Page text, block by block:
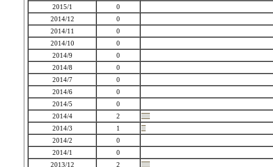
2015/1
0
2014/12
0
2014/11
0
2014/10
0
2014/9
0
2014/8
0
2014/7
0
2014/6
0
2014/5
0
2014/4
2
2014/3
1
2014/2
0
2014/1
0
2013/12
2